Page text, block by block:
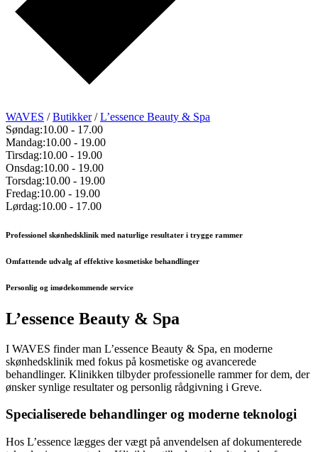
WAVES /Butikker/L’essence Beauty & Spa
Søndag:10.00 - 17.00
Mandag:10.00 - 19.00
Tirsdag:10.00 - 19.00
Onsdag:10.00 - 19.00
Torsdag:10.00 - 19.00
Fredag:10.00 - 19.00
Lørdag:10.00 - 17.00
Professionel skønhedsklinik med naturlige resultater i trygge rammer
Omfattende udvalg af effektive kosmetiske behandlinger
Personlig og imødekommende service
L’essence Beauty & Spa
I WAVES finder man L’essence Beauty & Spa, en moderne
skønhedsklinik med fokus på kosmetiske og avancerede
behandlinger. Klinikken tilbyder professionelle rammer for dem, der
ønsker synlige resultater og personlig rådgivning i Greve.
Specialiserede behandlinger og moderne teknologi
Hos L’essence lægges der vægt på anvendelsen af dokumenterede